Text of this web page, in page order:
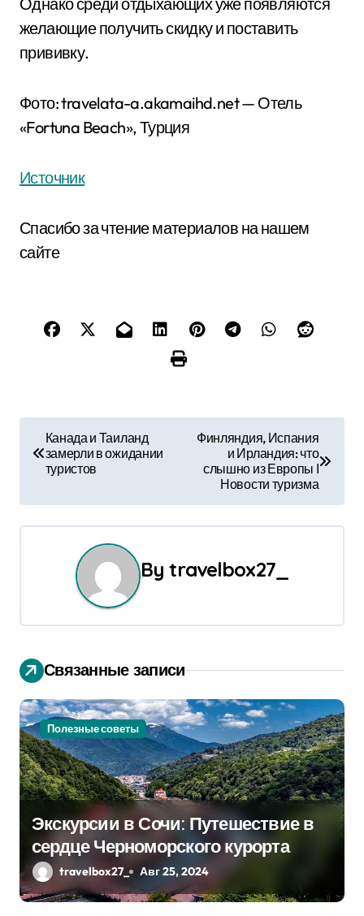
желающие получить скидку и поставить
прививку.
Фото: travelata-a.akamaihd.net — Отель
«Fortuna Beach», Турция
Источник
Спасибо за чтение материалов на нашем
сайте
в
и
ц
и
я
п
о
з
а
п
и
Канада и Таиланд
замерли в ожидании
туристов
Финляндия, Испания
и Ирландия: что
слышно из Европы Ӏ
Новости туризма
Bytravelbox27_
Связанные записи
Полезные советы
Экскурсии в Сочи: Путешествие в
сердце Черноморского курорта
travelbox27_ Авг 25, 2024